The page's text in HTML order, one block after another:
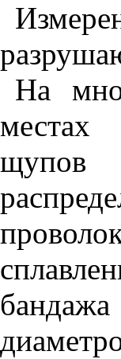
На
местах
щупов